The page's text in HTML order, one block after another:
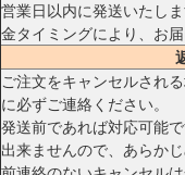
営業日以内に発送いたし
金タイミングにより、お
ご注文をキャンセルされ
に必ずご連絡ください。
発送前であれば対応可能
出来ませんので、あらか